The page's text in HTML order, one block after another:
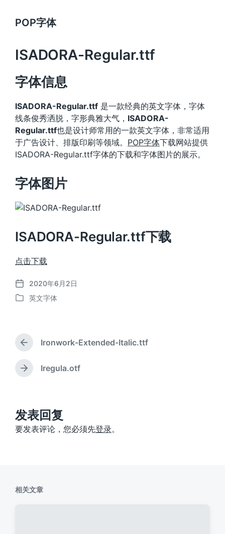
POP字体
ISADORA-Regular.ttf
字体信息
ISADORA-Regular.ttf 是一款经典的英文字体，字体
线条俊秀洒脱，字形典雅大气， ISADORA-
Regular.ttf也是设计师常用的一款英文字体，非常适用
于广告设计、排版印刷等领域。 POP字体下载网站提供
ISADORA-Regular.ttf字体的下载和字体图片的展示。
字体图片
ISADORA-Regular.ttf下载
点击下载
发
布
2020年6月2日
发
英文字体
上
篇
文
章
Ironwork-Extended-Italic.ttf
下
：
Iregula.otf
发表回复
要发表评论，您必须先登录。
相关文章